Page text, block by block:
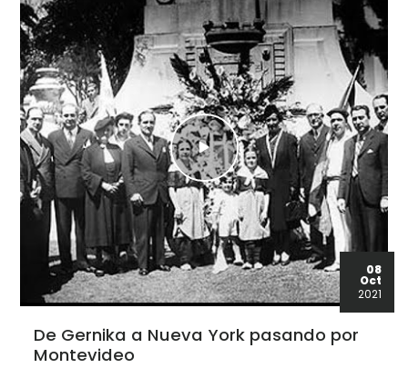
08
Oct
2021
De Gernika a Nueva York pasando por
Montevideo